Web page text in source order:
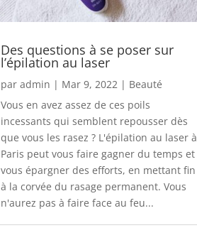
Des questions à se poser sur
l’épilation au laser
par admin | Mar 9, 2022| Beauté
Vous en avez assez de ces poils
incessants qui semblent repousser dès
que vous les rasez ? L'épilation au laser à
Paris peut vous faire gagner du temps et
vous épargner des efforts, en mettant fin
à la corvée du rasage permanent. Vous
n'aurez pas à faire face au feu...